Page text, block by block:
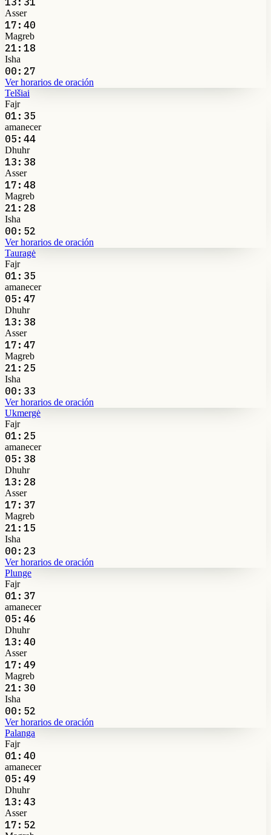
Asser
17:40
Magreb
21:18
Isha
00:27
Ver horarios de oración
Telšiai
Fajr
01:35
amanecer
05:44
Dhuhr
13:38
Asser
17:48
Magreb
21:28
Isha
00:52
Ver horarios de oración
Tauragė
Fajr
01:35
amanecer
05:47
Dhuhr
13:38
Asser
17:47
Magreb
21:25
Isha
00:33
Ver horarios de oración
Ukmergė
Fajr
01:25
amanecer
05:38
Dhuhr
13:28
Asser
17:37
Magreb
21:15
Isha
00:23
Ver horarios de oración
Plunge
Fajr
01:37
amanecer
05:46
Dhuhr
13:40
Asser
17:49
Magreb
21:30
Isha
00:52
Ver horarios de oración
Palanga
Fajr
01:40
amanecer
05:49
Dhuhr
13:43
Asser
17:52